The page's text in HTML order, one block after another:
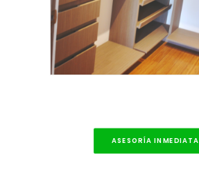
ASESORÍA INMEDIATA